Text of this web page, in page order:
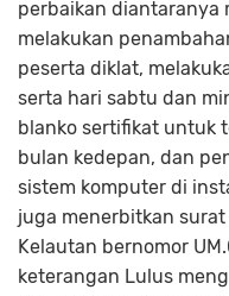
perbaikan diantaranya
melakukan
peserta diklat,
serta hari sabtu dan
blanko sertifikat untuk
bulan kedepan, dan
sistem komputer di
juga menerbitkan
Kelautan bernomor
keterangan Lulus